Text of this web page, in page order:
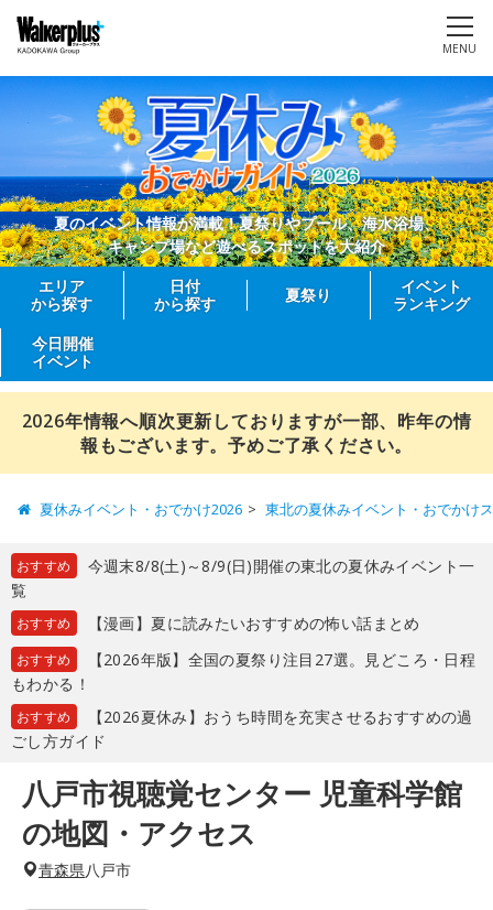
MENU
夏のイベント情報が満載！夏祭りやプール、海水浴場、
キャンプ場など遊べるスポットを大紹介
エリア
から探す
日付
から探す
夏祭り
イベント
ランキング
今日開催
イベント
2026年情報へ順次更新しておりますが一部、昨年の情
報もございます。予めご了承ください。
夏休みイベント・おでかけ2026 東北の夏休みイベント・おでかけ
おすすめ
今週末8/8(土)～8/9(日)開催の東北の夏休みイベント一
覧
おすすめ 【漫画】夏に読みたいおすすめの怖い話まとめ
おすすめ
【2026年版】全国の夏祭り注目27選。見どころ・日程
もわかる！
おすすめ
【2026夏休み】おうち時間を充実させるおすすめの過
ごし方ガイド
八戸市視聴覚センター 児童科学館
の地図・アクセス
青森県八戸市